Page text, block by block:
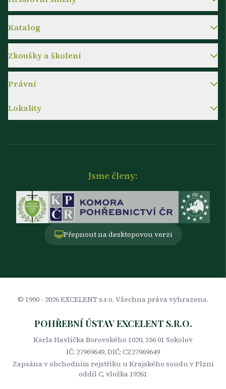
Katalog
Zkoušky a školení
Právní
Lokality
Jsme členy:
Přepnout na desktopovou verzi
© 1990 - 2026EXCELENT s.r.o. Všechna práva vyhrazena.
POHŘEBNÍ ÚSTAV EXCELENT S.R.O.
Karla Havlíčka Borovského 1020, 356 01 Sokolov
IČ: 27969649, DIČ: CZ27969649
Zapsána v obchodním rejstříku u Krajského soudu v Plzni
oddíl C, vložka 19261